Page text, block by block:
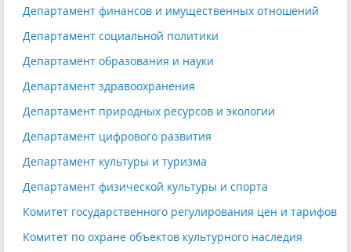
Департамент финансов и имущественных отношений
Департамент социальной политики
Департамент образования и науки
Департамент здравоохранения
Департамент природных ресурсов и экологии
Департамент цифрового развития
Департамент культуры и туризма
Департамент физической культуры и спорта
Комитет государственного регулирования цен и тарифов
Комитет по охране объектов культурного наследия